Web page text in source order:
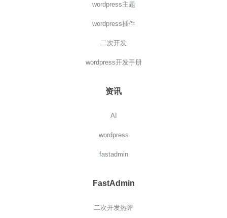
wordpress主题
wordpress插件
二次开发
wordpress开发手册
资讯
AI
wordpress
fastadmin
FastAdmin
二次开发热评